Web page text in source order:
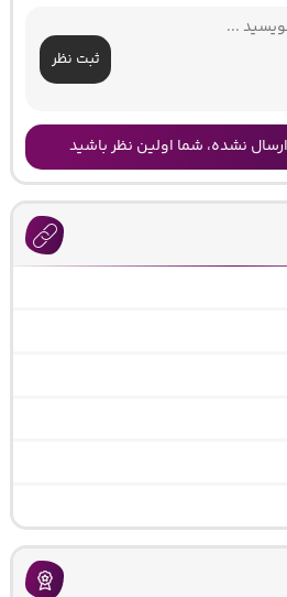
ثبت نظر
نشده، شما اولین نظر باشید